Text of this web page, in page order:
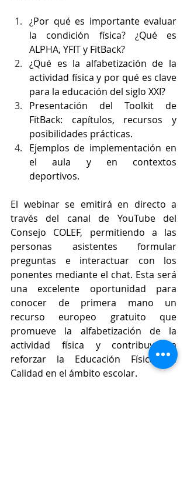
¿Por qué es importante evaluar
la condición física? ¿Qué es
ALPHA, YFIT y FitBack?
¿Qué es la alfabetización de la
actividad física y por qué es clave
para la educación del siglo XXI?
Presentación del Toolkit de
FitBack: capítulos, recursos y
posibilidades prácticas.
Ejemplos de implementación en
el aula y en contextos
deportivos.
El webinar se emitirá en directo a
través del canal de YouTube del
Consejo COLEF, permitiendo a las
personas asistentes formular
preguntas e interactuar con los
ponentes mediante el chat. Esta será
una excelente oportunidad para
conocer de primera mano un
recurso europeo gratuito que
promueve la alfabetización de la
actividad física y contribuye a
reforzar la Educación Física de
Calidad en el ámbito escolar.